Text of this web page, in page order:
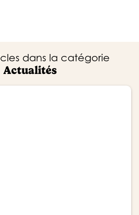
dans la catégorie
Actualités